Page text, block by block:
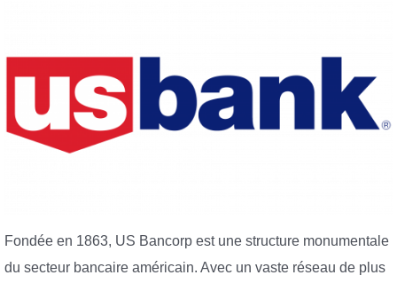
Fondée en 1863, US Bancorp est une structure monumentale
du secteur bancaire américain. Avec un vaste réseau de plus